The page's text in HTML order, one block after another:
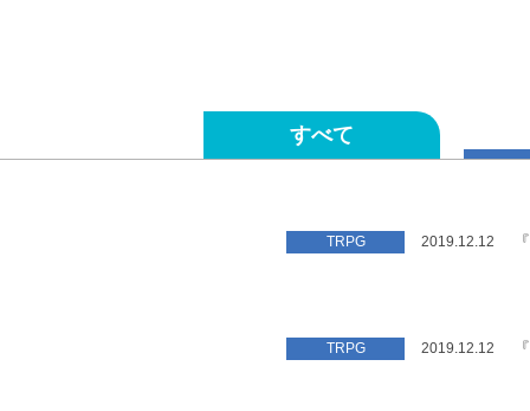
すべて
TRPG 2019.12.12
TRPG 2019.12.12